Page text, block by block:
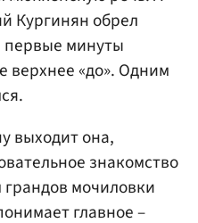
Кургинян обрел
первые минуты
верхнее «до». Одним
выходит она,
знакомство
мочиловки
главное –